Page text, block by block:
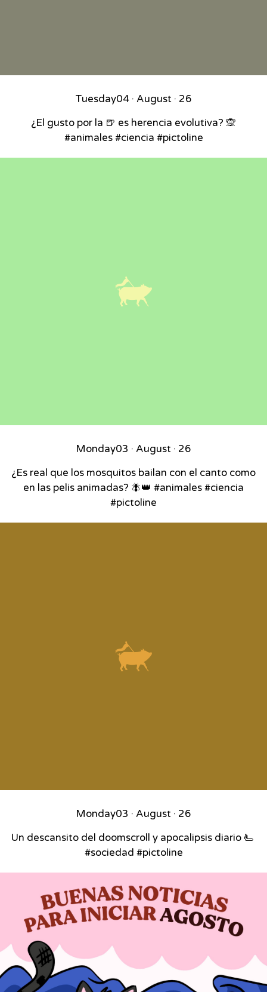
Tuesday04 · August · 26
¿El gusto por la 🍺 es herencia evolutiva? 🙊
#animales #ciencia #pictoline
Monday03 · August · 26
¿Es real que los mosquitos bailan con el canto como
en las pelis animadas? 🪰👑 #animales #ciencia
#pictoline
Monday03 · August · 26
Un descansito del doomscroll y apocalipsis diario 🫷⁣ ⁣
#sociedad #pictoline